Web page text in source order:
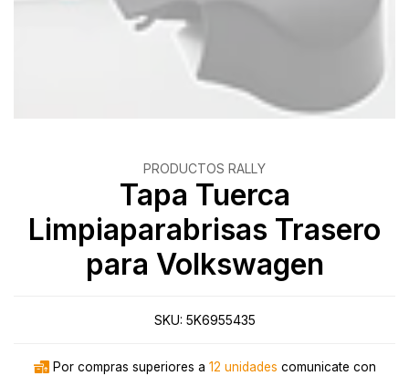
PRODUCTOS RALLY
Tapa Tuerca
Limpiaparabrisas Trasero
para Volkswagen
SKU: 5K6955435
Por compras superiores a 12 unidades comunicate con